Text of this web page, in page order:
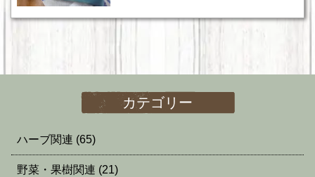
カテゴリー
ハーブ関連 (65)
野菜・果樹関連 (21)